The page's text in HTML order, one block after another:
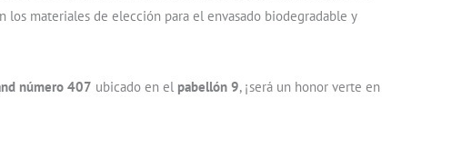
los materiales de elección para el envasado biodegradable y
número 407 ubicado en el pabellón 9, ¡será un honor verte en